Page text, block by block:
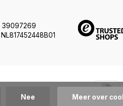
39097269
NL817452448B01
Nee Meer over